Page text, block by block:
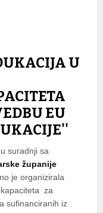
U
EU
u suradnji sa
županije
je organizirala
za
sufinanciranih iz